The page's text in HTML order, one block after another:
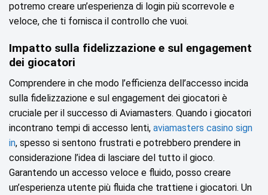
potremo creare un’esperienza di login più scorrevole e
veloce, che ti fornisca il controllo che vuoi.
Impatto sulla fidelizzazione e sul engagement
dei giocatori
Comprendere in che modo l’efficienza dell’accesso incida
sulla fidelizzazione e sul engagement dei giocatori è
cruciale per il successo di Aviamasters. Quando i giocatori
incontrano tempi di accesso lenti, aviamasters casino sign
in, spesso si sentono frustrati e potrebbero prendere in
considerazione l’idea di lasciare del tutto il gioco.
Garantendo un accesso veloce e fluido, posso creare
un’esperienza utente più fluida che trattiene i giocatori. Un